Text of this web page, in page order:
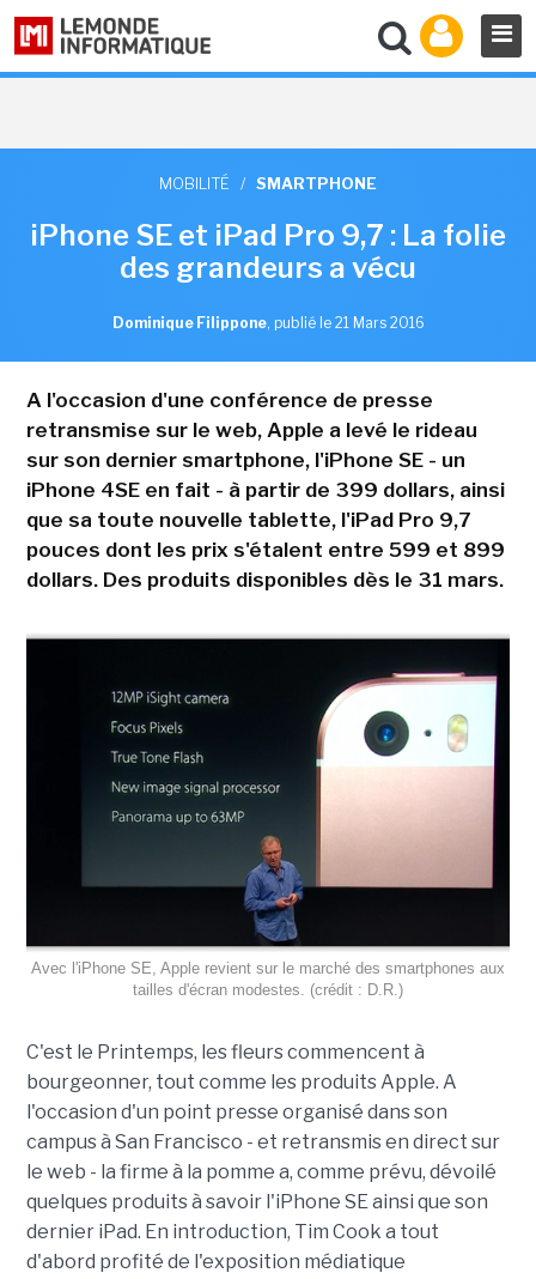
MOBILITÉ / SMARTPHONE
iPhone SE et iPad Pro 9,7 : La folie
des grandeurs a vécu
Dominique Filippone, publié le 21 Mars 2016
A l'occasion d'une conférence de presse
retransmise sur le web, Apple a levé le rideau
sur son dernier smartphone, l'iPhone SE - un
iPhone 4SE en fait - à partir de 399 dollars, ainsi
que sa toute nouvelle tablette, l'iPad Pro 9,7
pouces dont les prix s'étalent entre 599 et 899
dollars. Des produits disponibles dès le 31 mars.
Avec l'iPhone SE, Apple revient sur le marché des smartphones aux
tailles d'écran modestes. (crédit : D.R.)
C'est le Printemps, les fleurs commencent à
bourgeonner, tout comme les produits Apple. A
l'occasion d'un point presse organisé dans son
campus à San Francisco - et retransmis en direct sur
le web - la firme à la pomme a, comme prévu, dévoilé
quelques produits à savoir l'iPhone SE ainsi que son
dernier iPad. En introduction, Tim Cook a tout
d'abord profité de l'exposition médiatique